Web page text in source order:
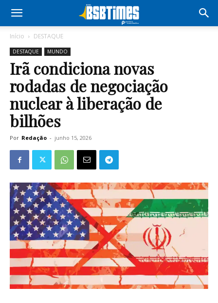
Início DESTAQUE
DESTAQUE MUNDO
Irã condiciona novas
rodadas de negociação
nuclear à liberação de
bilhões
Por Redação - junho 15, 2026